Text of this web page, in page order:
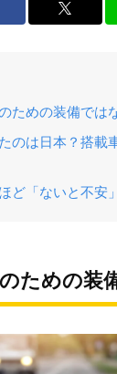
ための装備では
のは日本？搭載
ど「ないと不
ための装